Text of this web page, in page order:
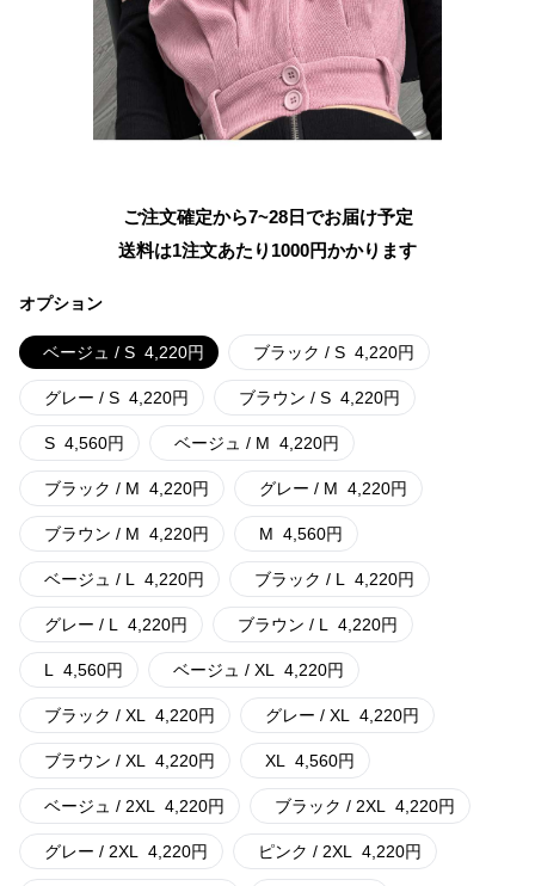
ご注文確定から7~28日でお届け予定
送料は1注文あたり 1000円かかります
オプション
ベージュ / S 4,220円 ブラック / S 4,220円
グレー / S 4,220円 ブラウン / S 4,220円
S 4,560円 ベージュ / M 4,220円
ブラック / M 4,220円 グレー / M 4,220円
ブラウン / M 4,220円 M 4,560円
ベージュ / L 4,220円 ブラック / L 4,220円
グレー / L 4,220円 ブラウン / L 4,220円
L 4,560円 ベージュ / XL 4,220円
ブラック / XL 4,220円 グレー / XL 4,220円
ブラウン / XL 4,220円 XL 4,560円
ベージュ / 2XL 4,220円 ブラック / 2XL 4,220円
グレー / 2XL 4,220円 ピンク / 2XL 4,220円